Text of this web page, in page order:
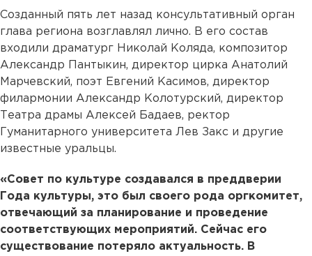
Созданный пять лет назад консультативный орган
глава региона возглавлял лично. В его состав
входили драматург Николай Коляда, композитор
Александр Пантыкин, директор цирка Анатолий
Марчевский, поэт Евгений Касимов, директор
филармонии Александр Колотурский, директор
Театра драмы Алексей Бадаев, ректор
Гуманитарного университета Лев Закс и другие
известные уральцы.
«Совет по культуре создавался в преддверии
Года культуры, это был своего рода оргкомитет,
отвечающий за планирование и проведение
соответствующих мероприятий. Сейчас его
существование потеряло актуальность. В